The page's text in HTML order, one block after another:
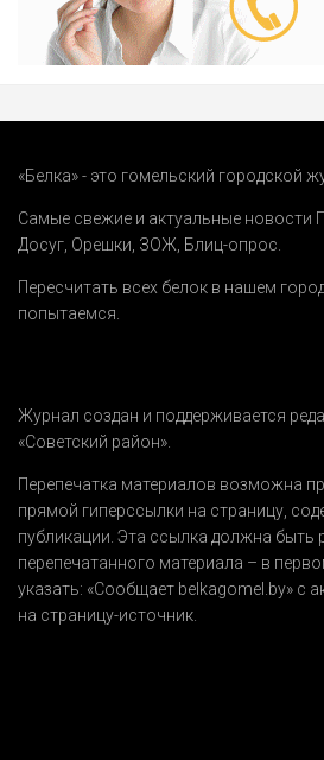
«Белка» - это гомельский городской
Самые свежие и актуальные новости
Досуг Орешки ЗОЖ Блиц-опрос
Пересчитать всех белок в нашем
попытаемся.
Журнал создан и поддерживается
«Советский район».
Перепечатка материалов возможна
прямой гиперссылки на страницу,
публикации. Эта ссылка должна быть
перепечатанного материала – в
указать: «Сообщает belkagomel.by» с
на страницу-источник.